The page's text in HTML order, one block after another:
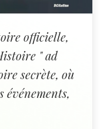
officielle,
" ad
secrète, où
événements,